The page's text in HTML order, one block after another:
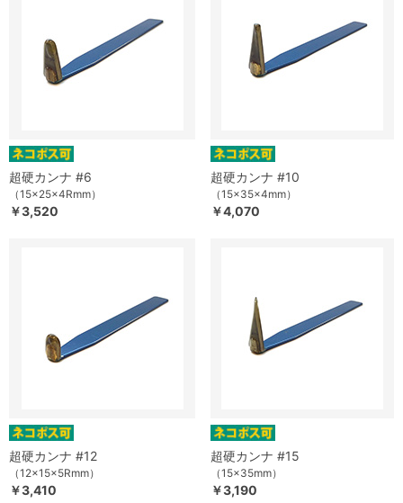
超硬カンナ #6
（15×25×4Rmm）
￥3,520
超硬カンナ #10
（15×35×4mm）
￥4,070
超硬カンナ #12
（12×15×5Rmm）
￥3,410
超硬カンナ #15
（15×35mm）
￥3,190